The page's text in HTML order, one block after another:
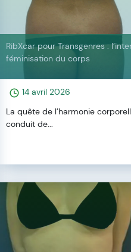
14 avril 2026
RibXcar pour Transgenres :
féminisation du corps
La quête de l’harmonie
conduit de...